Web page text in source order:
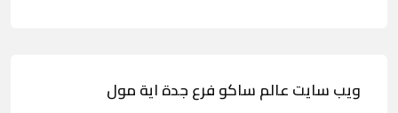
ويب سايت عالم ساكو فرع جدة اية مول